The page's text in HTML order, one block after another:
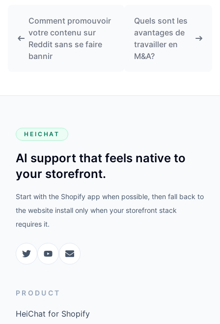
Comment promouvoir
votre contenu sur
Reddit sans se faire
bannir
Quels sont les
avantages de
travailler en
M&A?
HEICHAT
AI support that feels native to
your storefront.
Start with the Shopify app when possible, then fall back to
the website install only when your storefront stack
requires it.
PRODUCT
HeiChat for Shopify